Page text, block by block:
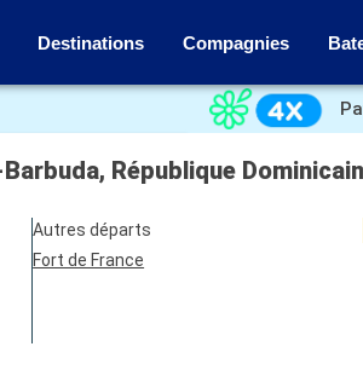
Destinations Compagnies
République
Autres départs
Fort de France